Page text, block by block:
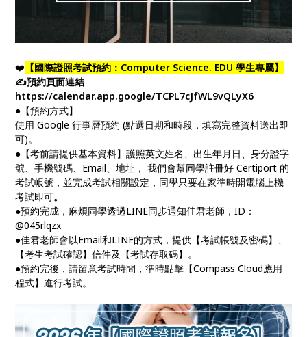
❤️ 【國際證照考試預約：Computer Science. EDU 學生專屬】
✍預約頁面連結
https://calendar.app.google/TCPL7cJfWL9vQLyX6
●【預約方式】
使用 Google 行事曆預約 (點選日期和時段，填寫完整資料送出即
可)。
●【考前請提供基本資料】護照英文姓名、出生年月日、身分證字
號、手機號碼、Email、地址， 我們會幫同學註冊好 Certiport 的
考試帳號，並完成考試相關設定，同學只要在家準時開電腦上機
考試即可。
●預約完成，麻煩同學透過LINE同步通知佳君老師，ID：
@045rlqzx
●佳君老師會以Email和LINE的方式，提供【考試帳號及密碼】、
【考生考試確認】信件及【考試存取碼】。
●預約完後，請留意考試時間，準時點擊【Compass Cloud應用
程式】進行考試。